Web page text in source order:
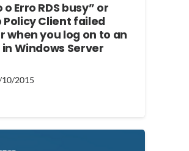
Erro RDS busy” or
Policy Client failed
when you log on to an
Windows Server
10/2015